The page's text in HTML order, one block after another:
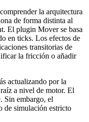
la arquitectura
de forma distinta al
. El plugin Mover se basa
en ticks. Los efectos de
transitorias de
la fricción o añadir
actualizando por la
a nivel de motor. El
Sin embargo, el
de simulación estricto